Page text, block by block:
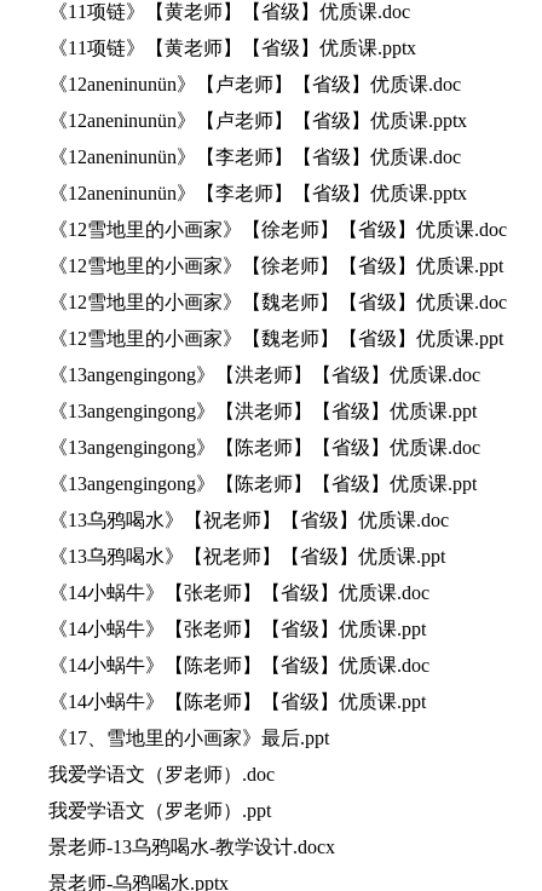
《11项链》【黄老师】【省级】优质课.doc
《11项链》【黄老师】【省级】优质课.pptx
《12aneninunün》【卢老师】【省级】优质课.doc
《12aneninunün》【卢老师】【省级】优质课.pptx
《12aneninunün》【李老师】【省级】优质课.doc
《12aneninunün》【李老师】【省级】优质课.pptx
《12雪地里的小画家》【徐老师】【省级】优质课.doc
《12雪地里的小画家》【徐老师】【省级】优质课.ppt
《12雪地里的小画家》【魏老师】【省级】优质课.doc
《12雪地里的小画家》【魏老师】【省级】优质课.ppt
《13angengingong》【洪老师】【省级】优质课.doc
《13angengingong》【洪老师】【省级】优质课.ppt
《13angengingong》【陈老师】【省级】优质课.doc
《13angengingong》【陈老师】【省级】优质课.ppt
《13乌鸦喝水》【祝老师】【省级】优质课.doc
《13乌鸦喝水》【祝老师】【省级】优质课.ppt
《14小蜗牛》【张老师】【省级】优质课.doc
《14小蜗牛》【张老师】【省级】优质课.ppt
《14小蜗牛》【陈老师】【省级】优质课.doc
《14小蜗牛》【陈老师】【省级】优质课.ppt
《17、雪地里的小画家》最后.ppt
我爱学语文（罗老师）.doc
我爱学语文（罗老师）.ppt
景老师-13乌鸦喝水-教学设计.docx
景老师-乌鸦喝水.pptx